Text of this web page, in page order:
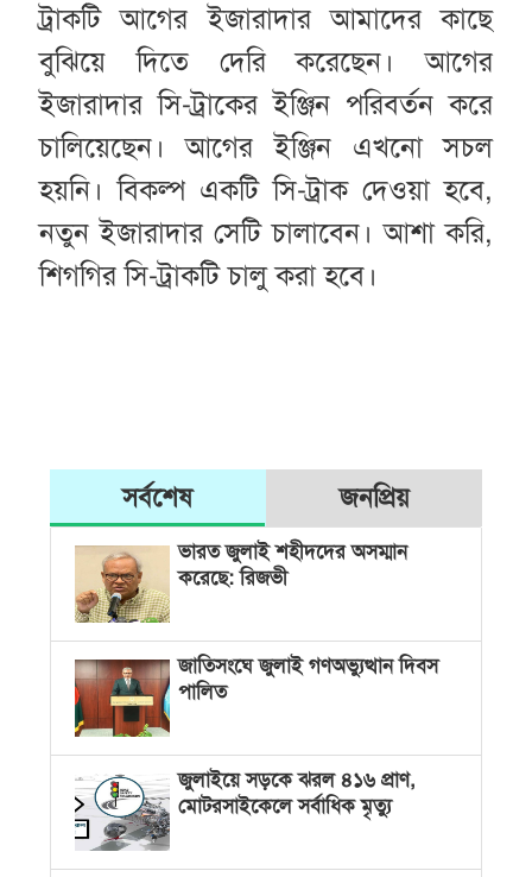
ট্রাকটি আগের ইজারাদার আমাদের কাছে
বুঝিয়ে দিতে দেরি করেছেন। আগের
ইজারাদার সি-ট্রাকের ইঞ্জিন পরিবর্তন করে
চালিয়েছেন। আগের ইঞ্জিন এখনো সচল
হয়নি। বিকল্প একটি সি-ট্রাক দেওয়া হবে,
নতুন ইজারাদার সেটি চালাবেন। আশা করি,
শিগগির সি-ট্রাকটি চালু করা হবে।
সর্বশেষ জনপ্রিয়
ভারত জুলাই শহীদদের অসম্মান
করেছে: রিজভী
জাতিসংঘে জুলাই গণঅভ্যুত্থান দিবস
পালিত
জুলাইয়ে সড়কে ঝরল ৪১৬ প্রাণ,
মোটরসাইকেলে সর্বাধিক মৃত্যু